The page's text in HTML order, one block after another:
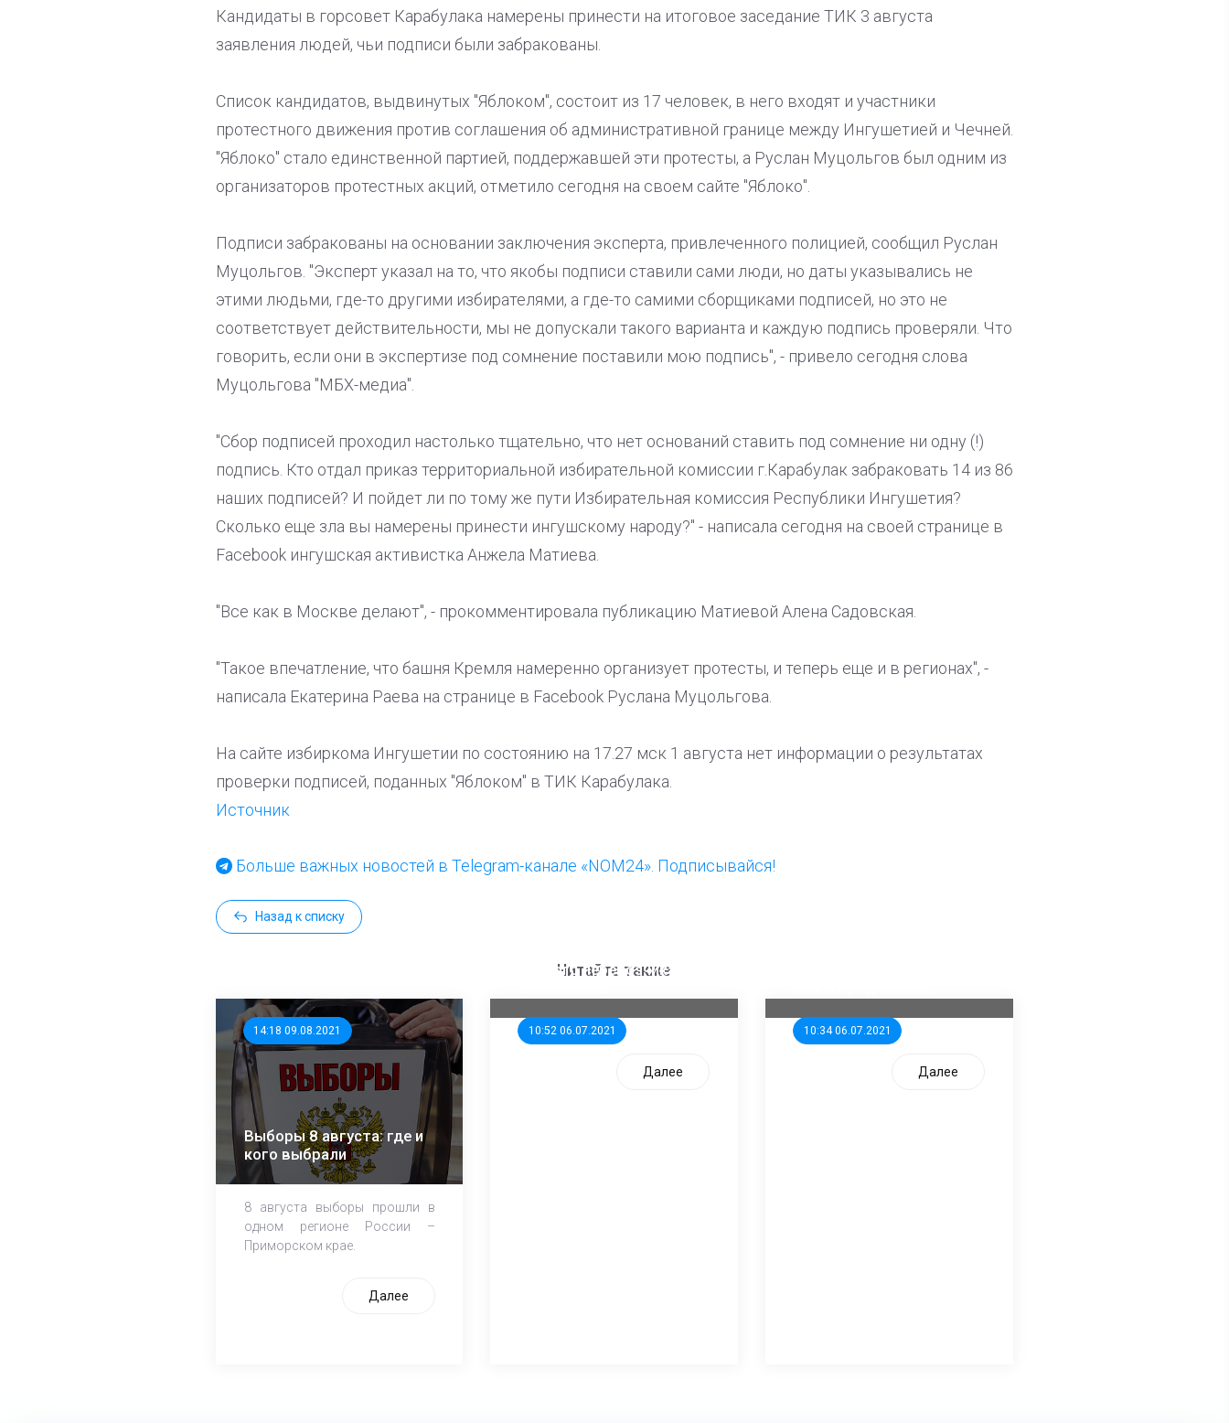
Кандидаты в горсовет Карабулака намерены принести на итоговое заседание ТИК 3 августа
заявления людей, чьи подписи были забракованы.
Список кандидатов, выдвинутых "Яблоком", состоит из 17 человек, в него входят и участники
протестного движения против соглашения об административной границе между Ингушетией и Чечней.
"Яблоко" стало единственной партией, поддержавшей эти протесты, а Руслан Муцольгов был одним из
организаторов протестных акций, отметило сегодня на своем сайте "Яблоко".
Подписи забракованы на основании заключения эксперта, привлеченного полицией, сообщил Руслан
Муцольгов. "Эксперт указал на то, что якобы подписи ставили сами люди, но даты указывались не
этими людьми, где-то другими избирателями, а где-то самими сборщиками подписей, но это не
соответствует действительности, мы не допускали такого варианта и каждую подпись проверяли. Что
говорить, если они в экспертизе под сомнение поставили мою подпись", - привело сегодня слова
Муцольгова "МБХ-медиа".
"Сбор подписей проходил настолько тщательно, что нет оснований ставить под сомнение ни одну (!)
подпись. Кто отдал приказ территориальной избирательной комиссии г.Карабулак забраковать 14 из 86
наших подписей? И пойдет ли по тому же пути Избирательная комиссия Республики Ингушетия?
Сколько еще зла вы намерены принести ингушскому народу?" - написала сегодня на своей странице в
Facebook ингушская активистка Анжела Матиева.
"Все как в Москве делают", - прокомментировала публикацию Матиевой Алена Садовская.
"Такое впечатление, что башня Кремля намеренно организует протесты, и теперь еще и в регионах", -
написала Екатерина Раева на странице в Facebook Руслана Муцольгова.
На сайте избиркома Ингушетии по состоянию на 17.27 мск 1 августа нет информации о результатах
проверки подписей, поданных "Яблоком" в ТИК Карабулака.
Источник
Больше важных новостей в Telegram-канале «NOM24». Подписывайся!
Назад к списку
Читайте также
14:18 09.08.2021
Выборы 8 августа: где и
кого выбрали
8 августа выборы прошли в
одном регионе России –
Приморском крае.
Далее
10:52 06.07.2021
единого перевозчика для
Далее
10:34 06.07.2021
Далее